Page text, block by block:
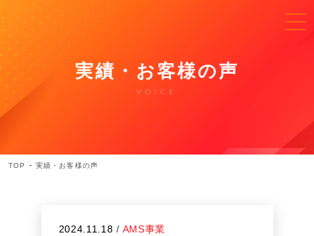
実績・お客様の声
VOICE
TOP 実績・お客様の声
2024.11.18 / AMS事業